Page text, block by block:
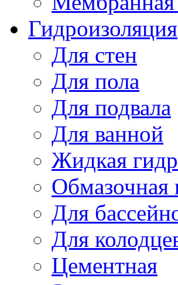
Гидроизоляция
Для стен
Для пола
Для подвала
Для ванной
Жидкая
Обмазочная
Для
Для
Цементная